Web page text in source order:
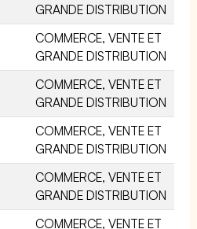
GRANDE DISTRIBUTION
COMMERCE, VENTE ET
GRANDE DISTRIBUTION
COMMERCE, VENTE ET
GRANDE DISTRIBUTION
COMMERCE, VENTE ET
GRANDE DISTRIBUTION
COMMERCE, VENTE ET
GRANDE DISTRIBUTION
COMMERCE, VENTE ET